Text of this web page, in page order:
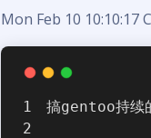
Mon Feb 10 10:10:17
搞gentoo持续